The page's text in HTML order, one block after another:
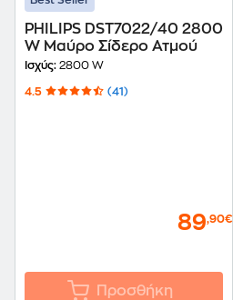
PHILIPS DST7022/40 2800
W Μαύρο Σίδερο Ατμού
Ισχύς: 2800 W
4.5 (41)
89,90€
Προσθήκη